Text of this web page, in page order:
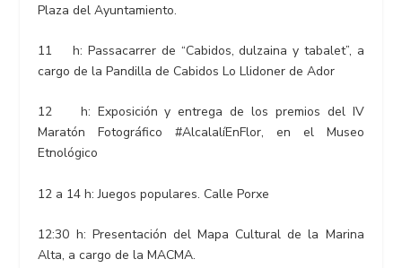
Plaza del Ayuntamiento.
11 h: Passacarrer de “Cabidos, dulzaina y tabalet”, a
cargo de la Pandilla de Cabidos Lo Llidoner de Ador
12 h: Exposición y entrega de los premios del IV
Maratón Fotográfico #AlcalalíEnFlor, en el Museo
Etnológico
12 a 14 h: Juegos populares. Calle Porxe
12:30 h: Presentación del Mapa Cultural de la Marina
Alta, a cargo de la MACMA.